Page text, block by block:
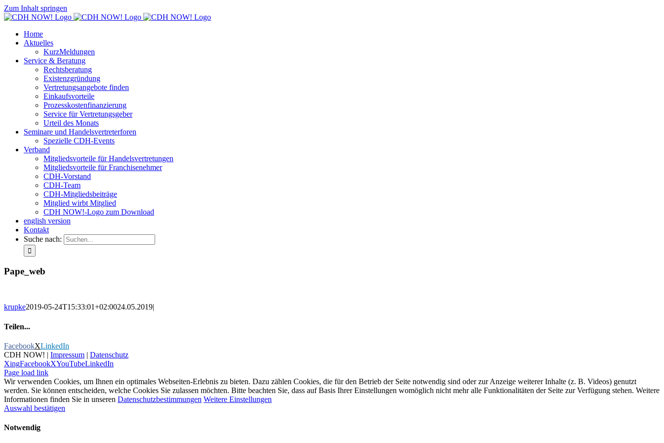
Zum Inhalt springen
Home
Aktuelles
KurzMeldungen
Service & Beratung
Rechtsberatung
Existenzgründung
Vertretungsangebote finden
Einkaufsvorteile
Prozesskostenfinanzierung
Service für Vertretungsgeber
Urteil des Monats
Seminare und Handelsvertreterforen
Spezielle CDH-Events
Verband
Mitgliedsvorteile für Handelsvertretungen
Mitgliedsvorteile für Franchisenehmer
CDH-Vorstand
CDH-Team
CDH-Mitgliedsbeiträge
Mitglied wirbt Mitglied
CDH NOW!-Logo zum Download
english version
Kontakt
Suche nach:
Pape_web
krupke2019-05-24T15:33:01+02:0024.05.2019|
Teilen...
FacebookXLinkedIn
CDH NOW! | Impressum | Datenschutz
XingFacebookXYouTubeLinkedIn
Page load link
Wir verwenden Cookies, um Ihnen ein optimales Webseiten-Erlebnis zu bieten. Dazu zählen Cookies, die für den Betrieb der Seite notwendig sind oder zur Anzeige weiterer Inhalte (z. B. Videos) genutzt
werden. Sie können entscheiden, welche Cookies Sie zulassen möchten. Bitte beachten Sie, dass auf Basis Ihrer Einstellungen womöglich nicht mehr alle Funktionalitäten der Seite zur Verfügung stehen. Weitere
Informationen finden Sie in unseren Datenschutzbestimmungen Weitere Einstellungen
Auswahl bestätigen
Notwendig